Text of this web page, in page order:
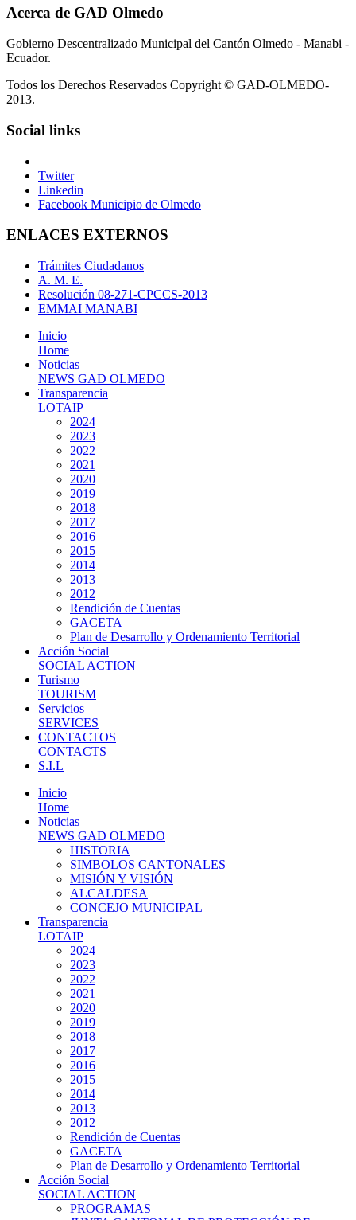
Acerca de GAD Olmedo
Gobierno Descentralizado Municipal del Cantón Olmedo - Manabi -
Ecuador.
Todos los Derechos Reservados Copyright © GAD-OLMEDO-
2013.
Social links
Twitter
Linkedin
Facebook Municipio de Olmedo
ENLACES EXTERNOS
Trámites Ciudadanos
A. M. E.
Resolución 08-271-CPCCS-2013
EMMAI MANABI
Inicio
Home
Noticias
NEWS GAD OLMEDO
Transparencia
LOTAIP
2024
2023
2022
2021
2020
2019
2018
2017
2016
2015
2014
2013
2012
Rendición de Cuentas
GACETA
Plan de Desarrollo y Ordenamiento Territorial
Acción Social
SOCIAL ACTION
Turismo
TOURISM
Servicios
SERVICES
CONTACTOS
CONTACTS
S.I.L
Inicio
Home
Noticias
NEWS GAD OLMEDO
HISTORIA
SIMBOLOS CANTONALES
MISIÓN Y VISIÓN
ALCALDESA
CONCEJO MUNICIPAL
Transparencia
LOTAIP
2024
2023
2022
2021
2020
2019
2018
2017
2016
2015
2014
2013
2012
Rendición de Cuentas
GACETA
Plan de Desarrollo y Ordenamiento Territorial
Acción Social
SOCIAL ACTION
PROGRAMAS